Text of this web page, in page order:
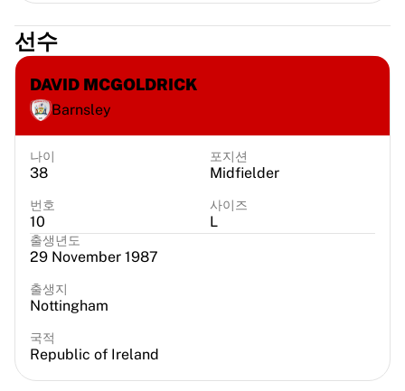
슬로베니아
비르투스 볼로냐
구에리 나폴리
기타 스포츠
사이클링
수달 퀵스텝
EF 에듀케이션
팀 제이코 알울라
사이클링 전체 보기
프랑스 럭비
글로스터 럭비
바스 럭비
ASM 클레르몽 오베르뉴
할리퀸스
선수
DAVID MCGOLDRICK
Barnsley
나이
38
포지션
Midfielder
번호
10
사이즈
L
출생년도
29 November 1987
출생지
Nottingham
국적
Republic of Ireland